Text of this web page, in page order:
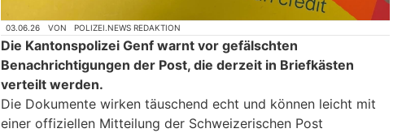
03.06.26 VON POLIZEI.NEWS REDAKTION
Die Kantonspolizei Genf warnt vor gefälschten
Benachrichtigungen der Post, die derzeit in Briefkästen
verteilt werden.
Die Dokumente wirken täuschend echt und können leicht mit
einer offiziellen Mitteilung der Schweizerischen Post